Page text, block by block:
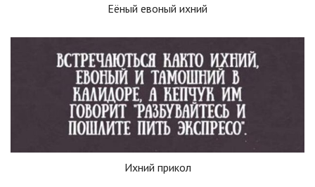
Еёный евоный ихний
Ихний прикол